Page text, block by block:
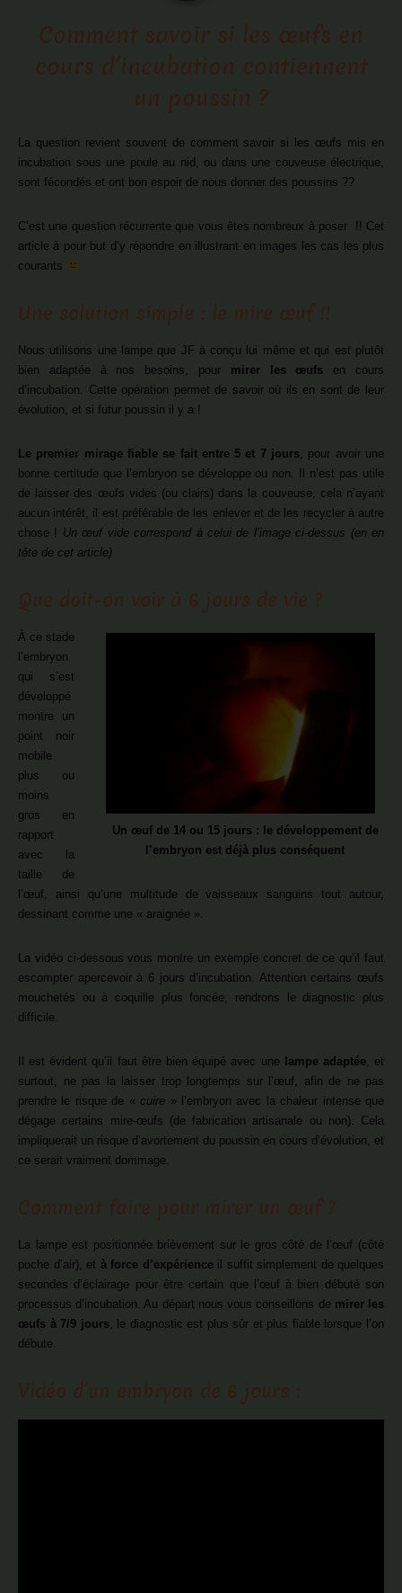
La question revient souvent de comment savoir si les œufs mis en
incubation sous une poule au nid, ou dans une couveuse électrique,
sont fécondés et ont bon espoir de nous donner des poussins ??
C’est une question récurrente que vous êtes nombreux à poser !! Cet
article à pour but d’y répondre en illustrant en images les cas les plus
courants
Nous utilisons une lampe que JF à conçu lui même et qui est plutôt
bien adaptée à nos besoins, pour mirer les œufs en cours
d’incubation. Cette opération permet de savoir où ils en sont de leur
évolution, et si futur poussin il y a !
Le premier mirage fiable se fait entre 5 et 7 jours , pour avoir une
bonne certitude que l’embryon se développe ou non. Il n’est pas utile
de laisser des œufs vides (ou clairs) dans la couveuse, cela n’ayant
aucun intérêt, il est préférable de les enlever et de les recycler à autre
chose ! Un œuf vide correspond à celui de l’image ci-dessus (en en
tête de cet article)
Un œuf de 14 ou 15 jours : le développement de
l’embryon est déjà plus conséquent
À ce stade
l’embryon
qui s’est
développé
montre un
point noir
mobile
plus ou
moins
gros en
rapport
avec la
taille de
l’œuf, ainsi qu’une multitude de vaisseaux sanguins tout autour,
dessinant comme une « araignée ».
La vidéo ci-dessous vous montre un exemple concret de ce qu’il faut
escompter apercevoir à 6 jours d’incubation. Attention certains œufs
mouchetés ou à coquille plus foncée, rendrons le diagnostic plus
difficile.
Il est évident qu’il faut être bien équipé avec une lampe adaptée, et
surtout, ne pas la laisser trop longtemps sur l’œuf, afin de ne pas
prendre le risque de « cuire » l’embryon avec la chaleur intense que
dégage certains mire-œufs (de fabrication artisanale ou non). Cela
impliquerait un risque d’avortement du poussin en cours d’évolution, et
ce serait vraiment dommage.
La lampe est positionnée brièvement sur le gros côté de l’œuf (côté
poche d’air), et à force d’expérienceil suffit simplement de quelques
secondes d’éclairage pour être certain que l’œuf à bien débuté son
processus d’incubation. Au départ nous vous conseillons de mirer les
œufs à 7/9 jours, le diagnostic est plus sûr et plus fiable lorsque l’on
débute.